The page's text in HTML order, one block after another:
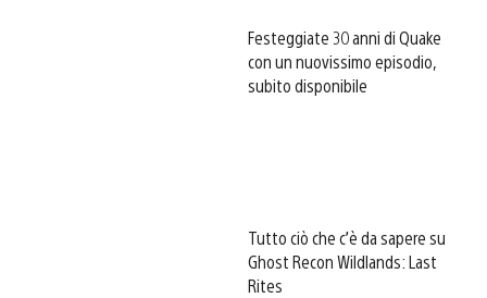
Festeggiate 30 anni di Quake
con un nuovissimo episodio,
subito disponibile
Tutto ciò che c’è da sapere su
Ghost Recon Wildlands: Last
Rites